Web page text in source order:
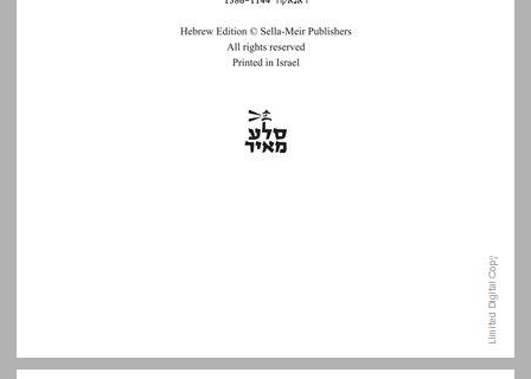
תוכן העניינים ... 3